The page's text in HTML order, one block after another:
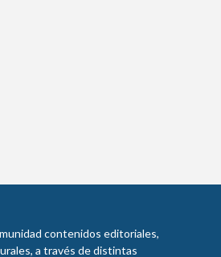
contenidos editoriales,
a través de distintas